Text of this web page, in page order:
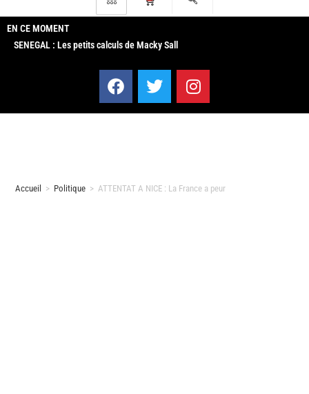
EN CE MOMENT
SENEGAL : Les petits calculs de Macky Sall
Accueil > Politique > ATTENTAT A NICE : La France a peur